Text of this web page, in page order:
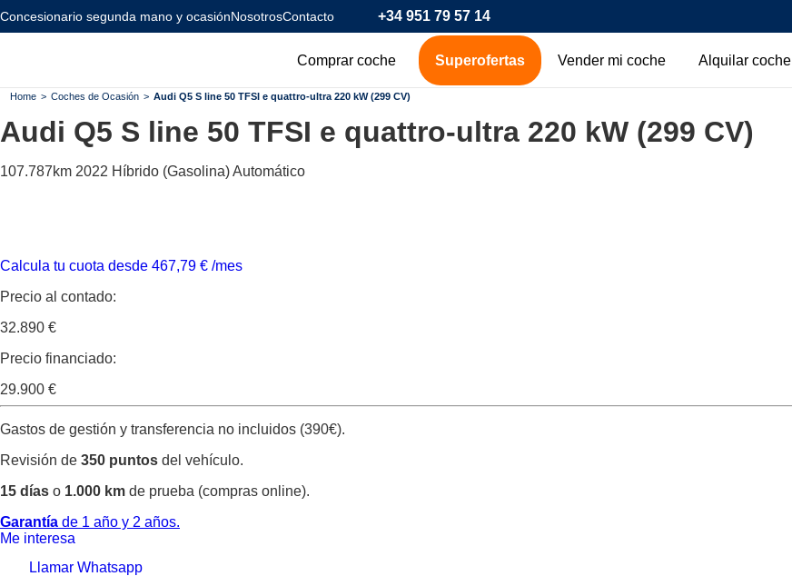
Concesionario segunda mano y ocasiónNosotrosContacto +34 951 79 57 14
Comprar coche
Todos los coches de ocasión
Coches Km0
Superofertas Vender mi coche Alquilar coche
Home > Coches de Ocasión > Audi Q5 S line 50 TFSI e quattro-ultra 220 kW (299 CV)
Audi Q5 S line 50 TFSI e quattro-ultra 220 kW (299 CV)
107.787km 2022 Híbrido (Gasolina)Automático
Calcula tu cuota desde 467,79 € /mes
Precio al contado:
32.890 €
Precio financiado:
29.900 €
Gastos de gestión y transferencia no incluidos (390€).
Revisión de 350 puntos del vehículo.
15 días o 1.000 km de prueba (compras online).
Garantía de 1 año y 2 años.
Me interesa
Llamar Whatsapp